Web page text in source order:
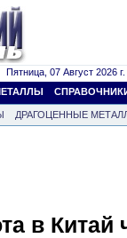
Пятница, 07 Август 2026 г.
ДРАГОЦЕННЫЕ
в Китай